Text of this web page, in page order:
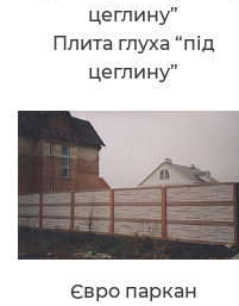
цеглину”
Плита глуха “під
цеглину”
Євро паркан